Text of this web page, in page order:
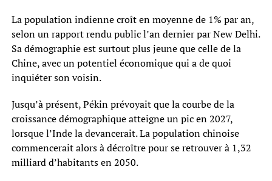
La population indienne croît en moyenne de 1% par an,
selon un rapport rendu public l’an dernier par New Delhi.
Sa démographie est surtout plus jeune que celle de la
Chine, avec un potentiel économique qui a de quoi
inquiéter son voisin.
Jusqu’à présent, Pékin prévoyait que la courbe de la
croissance démographique atteigne un pic en 2027,
lorsque l’Inde la devancerait. La population chinoise
commencerait alors à décroître pour se retrouver à 1,32
milliard d’habitants en 2050.